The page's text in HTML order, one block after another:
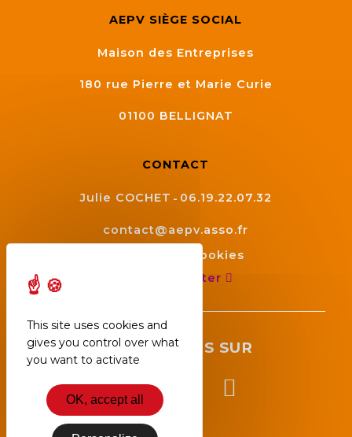
AEPV SIÈGE SOCIAL
Maison des Entreprises
180 rue Pierre et Marie Curie
01100 BELLIGNAT
CONTACT
Julie COCHET 06.19.22.07.32
contact@aepv.asso.fr
Gestion des cookies
Nous contacter
SUIVEZ NOUS SUR
This site uses cookies and
gives you control over what
you want to activate
OK, accept all